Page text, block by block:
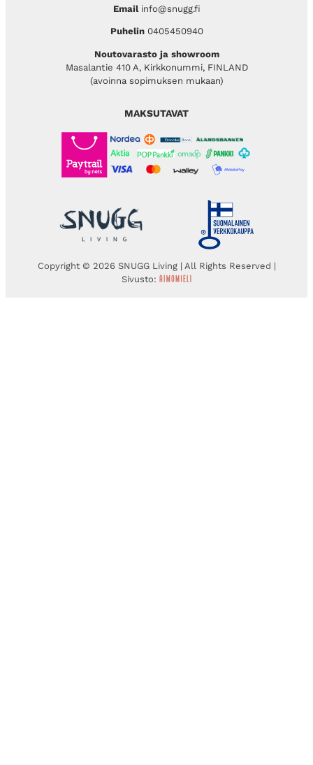
Emailinfo@snugg.fi
Puhelin 0405450940
Noutovarasto ja showroom
Masalantie 410 A, Kirkkonummi, FINLAND
(avoinna sopimuksen mukaan)
MAKSUTAVAT
Copyright © 2026 SNUGG Living | All Rights Reserved |
Sivusto: